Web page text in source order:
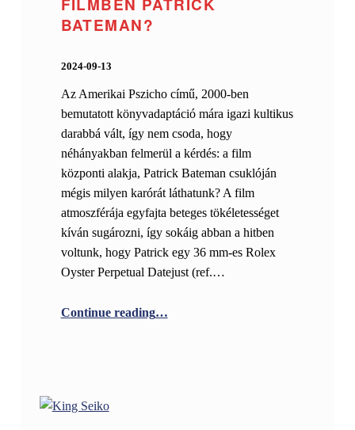
BATEMAN?
2024-09-13
Az Amerikai Pszicho című, 2000-ben
bemutatott könyvadaptáció mára igazi kultikus
darabbá vált, így nem csoda, hogy
néhányakban felmerül a kérdés: a film
központi alakja, Patrick Bateman csuklóján
mégis milyen karórát láthatunk? A film
atmoszférája egyfajta beteges tökéletességet
kíván sugározni, így sokáig abban a hitben
voltunk, hogy Patrick egy 36 mm-es Rolex
Oyster Perpetual Datejust (ref.…
Continue reading…